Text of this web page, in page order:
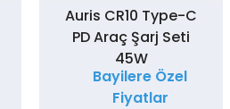
Auris CR10 Type-C
PD Araç Şarj Seti
45W
Bayilere Özel
Fiyatlar